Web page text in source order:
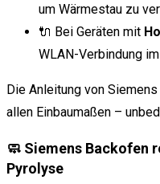
um Wärmestau zu
🔌 Bei Geräten mit
WLAN-Verbindung
Die Anleitung von
allen Einbaumaßen –
🧼 Siemens Backofen
Pyrolyse